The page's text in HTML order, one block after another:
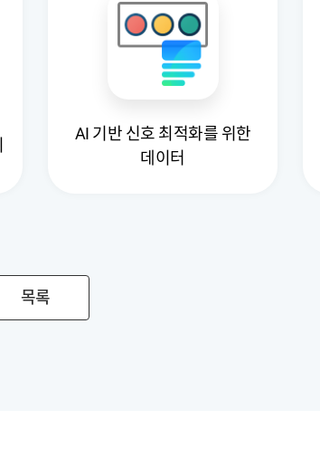
AI 기반 신호 최적화를 위한
데이터
목록